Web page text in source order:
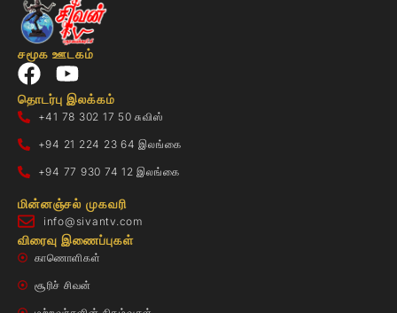
சமூக ஊடகம்
தொடர்பு இலக்கம்
+41 78 302 17 50 சுவிஸ்
+94 21 224 23 64 இலங்கை
+94 77 930 74 12 இலங்கை
மின்னஞ்சல் முகவரி
info@sivantv.com
விரைவு இணைப்புகள்
காணொளிகள்
சூரிச் சிவன்